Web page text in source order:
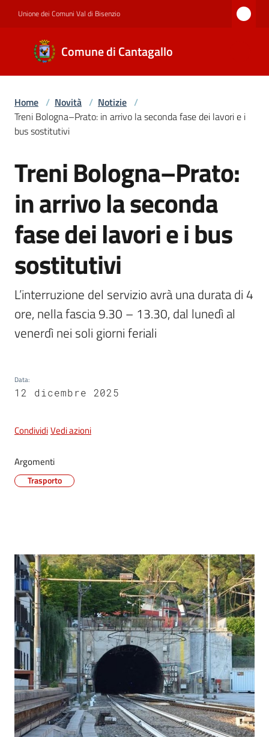
Unione dei Comuni Val di Bisenzio
Comune di Cantagallo
Comune di
Cantagallo
Amministrazione
Servizi
Documenti
e
Argomenti
Seguici
Home / Novità / Notizie /
Treni Bologna–Prato: in arrivo la seconda fase dei lavori e i
bus sostitutivi
Salta al contenuto
Treni Bologna–Prato:
in arrivo la seconda
fase dei lavori e i bus
sostitutivi
L’interruzione del servizio avrà una durata di 4
ore, nella fascia 9.30 – 13.30, dal lunedì al
venerdì nei soli giorni feriali
Data:
12 dicembre 2025
CondividiVedi azioni
Argomenti
Trasporto